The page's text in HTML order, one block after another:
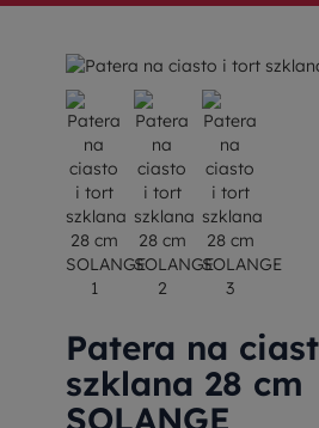
Patera na
szklana 28 cm
SOLANGE